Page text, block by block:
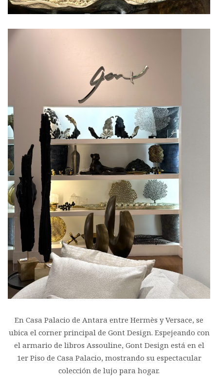
En Casa Palacio de Antara entre Hermès y Versace, se
ubica el corner principal de Gont Design. Espejeando con
el armario de libros Assouline, Gont Design está en el
1er Piso de Casa Palacio, mostrando su espectacular
colección de lujo para hogar.